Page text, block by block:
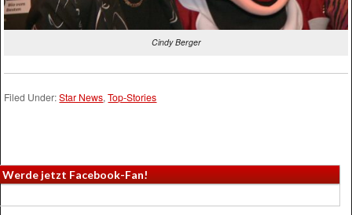
Cindy Berger
Filed Under:Star News,Top-Stories
Werde jetzt Facebook-Fan!